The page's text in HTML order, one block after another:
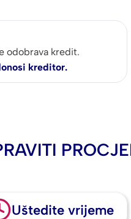
odobrava kredit.
kreditor.
Uštedite vrijeme